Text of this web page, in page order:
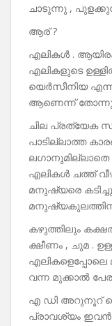
ചാടുന്നു ,
ആര് ?
എലികൾ .
എലികളുടെ
യെർസീനിയ
ആണെന്ന്
ചില പ്രത്യേക
പാടില്ലാത്ത
ലഗാനുമില്ലാതെ
എലികൾ ചത്ത്
മനുഷ്യരെ
കഴുത്തിലും
ക്ഷീണം , ചുമ .
വന്ന മുക്കാൽ
എ ഡി അറുനൂറ്
പ്രാവശ്യം ഇവൻ